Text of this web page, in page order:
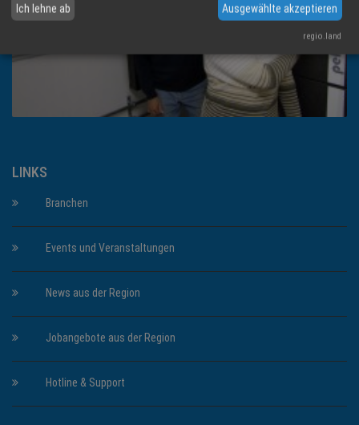
LINKS
Branchen
Events und Veranstaltungen
News aus der Region
Jobangebote aus der Region
Hotline & Support
Ich lehne ab Ausgewählte akzeptieren
regio.land